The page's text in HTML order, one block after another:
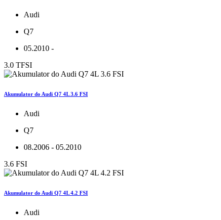
Audi
Q7
05.2010 -
3.0 TFSI
Akumulator do Audi Q7 4L 3.6 FSI
Audi
Q7
08.2006 - 05.2010
3.6 FSI
Akumulator do Audi Q7 4L 4.2 FSI
Audi